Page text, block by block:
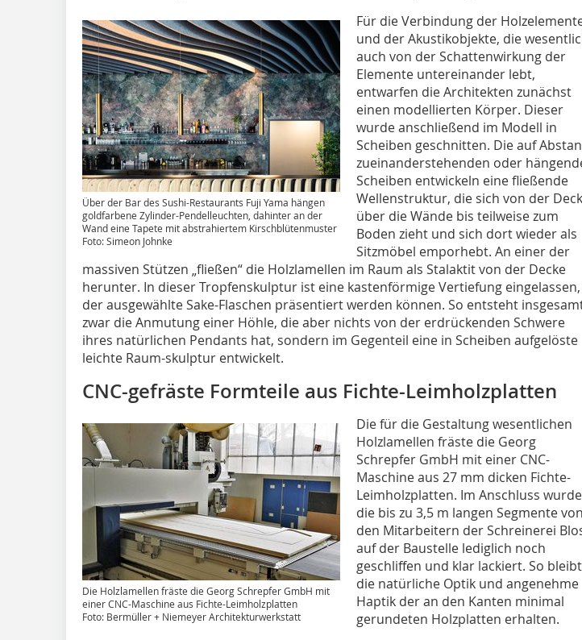
Über der Bar des Sushi-Restaurants Fuji Yama hängen
goldfarbene Zylinder-Pendelleuchten, dahinter an der
Wand eine Tapete mit abstrahiertem Kirschblütenmuster
Foto: Simeon Johnke
Für die Verbindung der
und der Akustikobjekte, die
auch von der Schattenwirkung der
Elemente untereinander lebt,
entwarfen die Architekten zunächst
einen modellierten Körper. Dieser
wurde anschließend im Modell in
Scheiben geschnitten. Die auf
zueinanderstehenden oder
Scheiben entwickeln eine fließende
Wellenstruktur, die sich von der
über die Wände bis teilweise zum
Boden zieht und sich dort wieder als
Sitzmöbel emporhebt. An einer der
massiven Stützen „fließen“ die Holzlamellen im Raum als Stalaktit von der Decke
herunter. In dieser Tropfenskulptur ist eine kastenförmige Vertiefung
der ausgewählte Sake-Flaschen präsentiert werden können. So entsteht
zwar die Anmutung einer Höhle, die aber nichts von der erdrückenden Schwere
ihres natürlichen Pendants hat, sondern im Gegenteil eine in Scheiben aufgelöste
leichte Raum-skulptur entwickelt.
CNC-gefräste Formteile aus Fichte-Leimholzplatten
Die Holzlamellen fräste die Georg Schrepfer GmbH mit
einer CNC-Maschine aus Fichte-Leimholzplatten
Foto: Bermüller + Niemeyer Architekturwerkstatt
Die für die Gestaltung wesentlichen
Holzlamellen fräste die Georg
Schrepfer GmbH mit einer CNC-
Maschine aus 27 mm dicken Fichte-
Leimholzplatten. Im Anschluss
die bis zu 3,5 m langen Segmente von
den Mitarbeitern der Schreinerei
auf der Baustelle lediglich noch
geschliffen und klar lackiert. So bleibt
die natürliche Optik und angenehme
Haptik der an den Kanten minimal
gerundeten Holzplatten erhalten.